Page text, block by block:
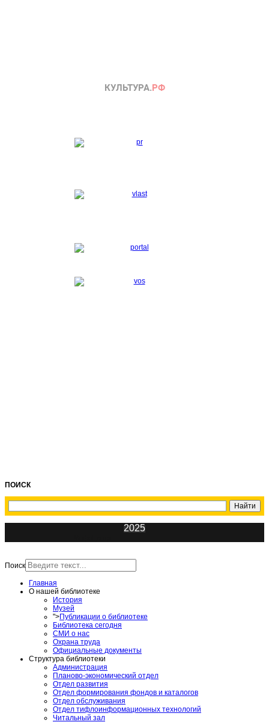
ПОИСК
2025
Поиск
Главная
О нашей библиотеке
История
Музей
">Публикации о библиотеке
Библиотека сегодня
СМИ о нас
Охрана труда
Официальные документы
Структура библиотеки
Администрация
Планово-экономический отдел
Отдел развития
Отдел формирования фондов и каталогов
Отдел обслуживания
Отдел тифлоинформационных технологий
Читальный зал